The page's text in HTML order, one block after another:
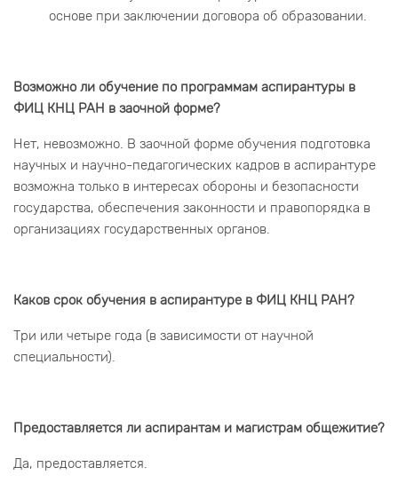
основе при заключении договора об образовании.
Возможно ли обучение по программам аспирантуры в
ФИЦ КНЦ РАН в заочной форме?
Нет, невозможно. В заочной форме обучения подготовка
научных и научно-педагогических кадров в аспирантуре
возможна только в интересах обороны и безопасности
государства, обеспечения законности и правопорядка в
организациях государственных органов.
Каков срок обучения в аспирантуре в ФИЦ КНЦ РАН?
Три или четыре года (в зависимости от научной
специальности).
Предоставляется ли аспирантам и магистрам общежитие?
Да, предоставляется.